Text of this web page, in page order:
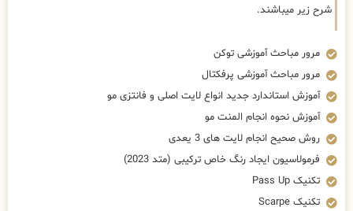
شرح زیر میباشند.
مرور مباحث آموزشی توکن
مرور مباحث آموزشی پرفکتال
آموزش استاندارد جدید انواع لایت اصلی و فانتزی مو
آموزش نحوه انجام المنت مو
روش صحیح انجام لایت های 3 یعدی
فرمولاسیون ایجاد رنگ خاص ترکیبی (متد 2023)
تکنیک Pass Up
تکنیک Scarpe